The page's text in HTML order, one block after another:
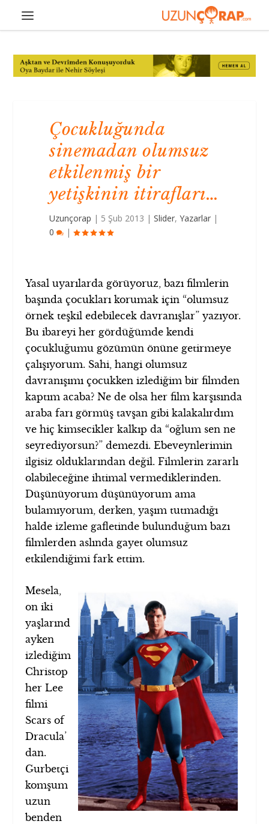
Çocukluğunda
sinemadan olumsuz
etkilenmiş bir
yetişkinin itirafları…
Uzunçorap | 5 Şub 2013 |Slider,Yazarlar |
0
|
Yasal uyarılarda görüyoruz, bazı filmlerin
başında çocukları korumak için “olumsuz
örnek teşkil edebilecek davranışlar” yazıyor.
Bu ibareyi her gördüğümde kendi
çocukluğumu gözümün önüne getirmeye
çalışıyorum. Sahi, hangi olumsuz
davranışımı çocukken izlediğim bir filmden
kaptım acaba? Ne de olsa her film karşısında
araba farı görmüş tavşan gibi kalakalırdım
ve hiç kimsecikler kalkıp da “oğlum sen ne
seyrediyorsun?” demezdi. Ebeveynlerimin
ilgisiz olduklarından değil. Filmlerin zararlı
olabileceğine ihtimal vermediklerinden.
Düşünüyorum düşünüyorum ama
bulamıyorum, derken, yaşım tutmadığı
halde izleme gafletinde bulunduğum bazı
filmlerden aslında gayet olumsuz
etkilendiğimi fark ettim.
Mesela,
on iki
yaşlarınd
ayken
izlediğim
Christop
her Lee
filmi
Scars of
Dracula’
dan.
Gurbetçi
komşum
uzun
benden